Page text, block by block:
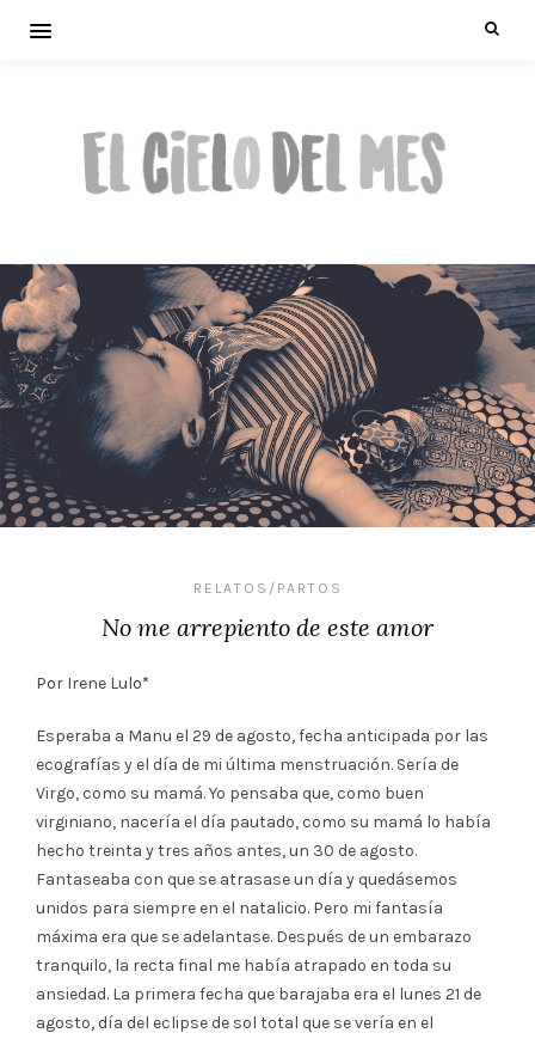
RELATOS/PARTOS
No me arrepiento de este amor
Por Irene Lulo*
Esperaba a Manu el 29 de agosto, fecha anticipada por las
ecografías y el día de mi última menstruación. Sería de
Virgo, como su mamá. Yo pensaba que, como buen
virginiano, nacería el día pautado, como su mamá lo había
hecho treinta y tres años antes, un 30 de agosto.
Fantaseaba con que se atrasase un día y quedásemos
unidos para siempre en el natalicio. Pero mi fantasía
máxima era que se adelantase. Después de un embarazo
tranquilo, la recta final me había atrapado en toda su
ansiedad. La primera fecha que barajaba era el lunes 21 de
agosto, día del eclipse de sol total que se vería en el